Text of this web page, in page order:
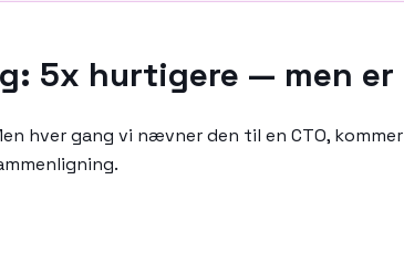
5x hurtigere — men
hver gang vi nævner den til en CTO,